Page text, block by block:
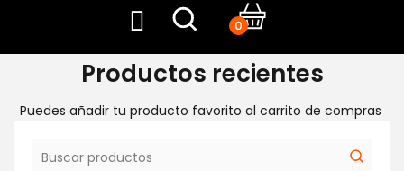
0
Productos recientes
Puedes añadir tu producto favorito al carrito de compras